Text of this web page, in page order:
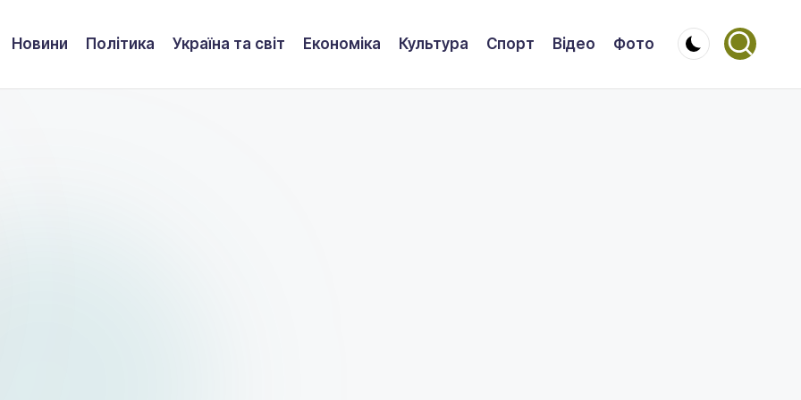
Новини Політика Україна та світ Економіка Культура Спорт Відео Фото